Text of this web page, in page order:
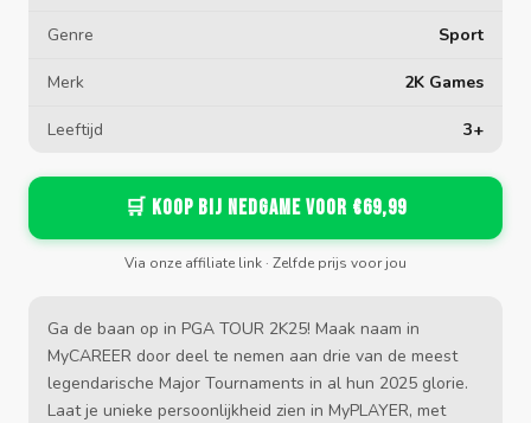
Genre Sport
Merk 2K Games
Leeftijd 3+
🛒 Koop bij Nedgame voor €69,99
Via onze affiliate link · Zelfde prijs voor jou
Ga de baan op in PGA TOUR 2K25! Maak naam in
MyCAREER door deel te nemen aan drie van de meest
legendarische Major Tournaments in al hun 2025 glorie.
Laat je unieke persoonlijkheid zien in MyPLAYER, met